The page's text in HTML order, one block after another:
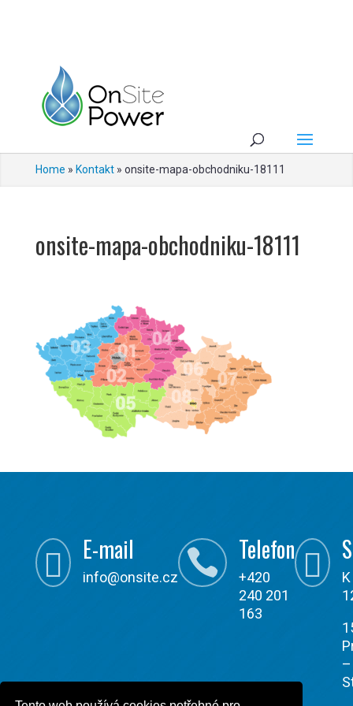
Home » Kontakt» onsite-mapa-obchodniku-18111
onsite-mapa-obchodniku-18111
 E-mail
info@onsite.cz  Telefon
+420
240 201
163

–